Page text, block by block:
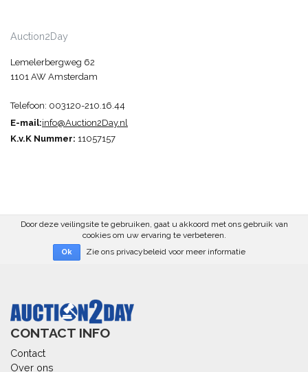
Auction2Day
Lemelerbergweg 62
1101 AW Amsterdam
Telefoon: 003120-210.16.44
E-mail:info@Auction2Day.nl
K.v.K Nummer: 11057157
Door deze veilingsite te gebruiken, gaat u akkoord met ons gebruik van
cookies om uw ervaring te verbeteren.
Ok Zie ons privacybeleid voor meer informatie
CONTACT INFO
Contact
Over ons